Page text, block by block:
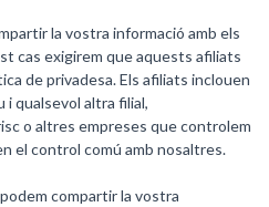
la vostra informació amb els
cas exigirem que aquests afiliats
de privadesa. Els afiliats inclouen
i qualsevol altra filial,
o altres empreses que controlem
el control comú amb nosaltres.
podem compartir la vostra